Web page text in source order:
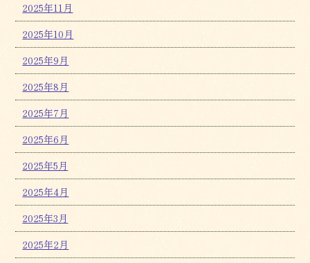
2025年11月
2025年10月
2025年9月
2025年8月
2025年7月
2025年6月
2025年5月
2025年4月
2025年3月
2025年2月